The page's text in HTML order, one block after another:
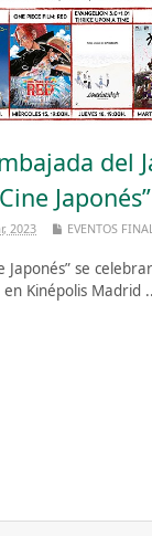
del
Japonés”
2023 EVENTOS
Japonés” se
Kinépolis Madrid